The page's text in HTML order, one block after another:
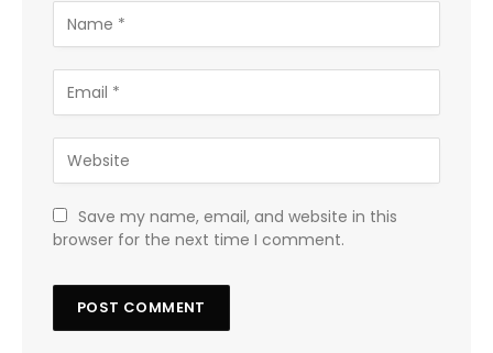
Save my name, email, and website in this
browser for the next time I comment.